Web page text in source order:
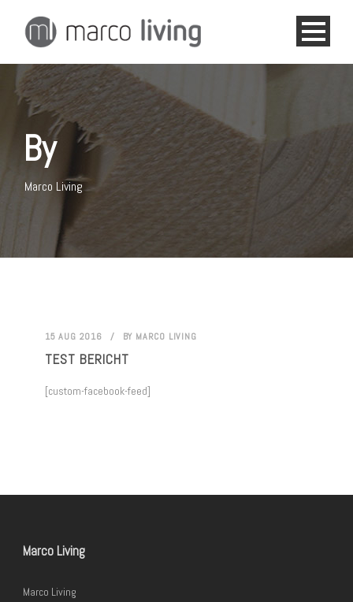
By
Marco Living
15 AUG 2016 / BY MARCO LIVING
TEST BERICHT
[custom-facebook-feed]
Marco Living
Marco Living